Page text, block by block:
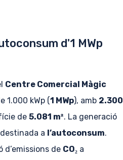
d'1 MWp
Centre Comercial Màgic
1.000 kWp (1 MWp), amb 2.300
de 5.081 m². La generació
destinada a l’autoconsum.
de CO₂ a